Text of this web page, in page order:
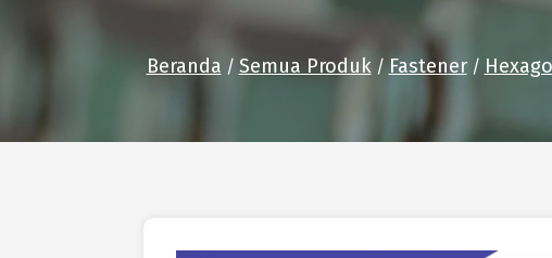
Beranda / Semua Produk/ Fastener/